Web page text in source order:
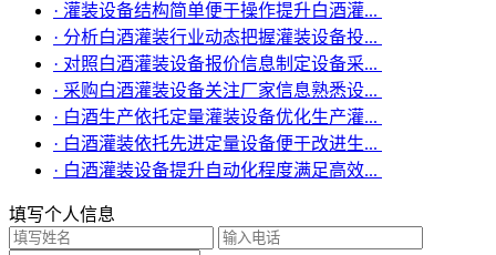
· 灌装设备结构简单便于操作提升白酒灌...
· 分析白酒灌装行业动态把握灌装设备投...
· 对照白酒灌装设备报价信息制定设备采...
· 采购白酒灌装设备关注厂家信息熟悉设...
· 白酒生产依托定量灌装设备优化生产灌...
· 白酒灌装依托先进定量设备便于改进生...
· 白酒灌装设备提升自动化程度满足高效...
填写个人信息